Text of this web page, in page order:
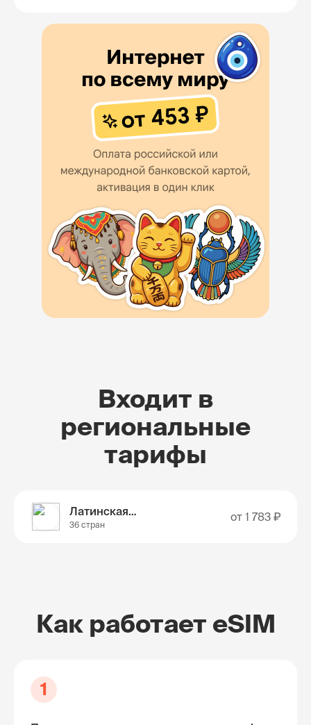
Входит в
региональные
тарифы
Латинская Америка
36 стран
от 1 783 ₽
Как работает eSIM
1